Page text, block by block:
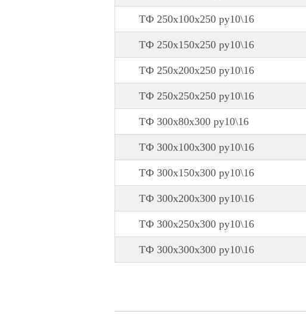
ТФ 250х100х250 ру10\16
ТФ 250х150х250 ру10\16
ТФ 250х200х250 ру10\16
ТФ 250х250х250 ру10\16
ТФ 300х80х300 ру10\16
ТФ 300х100х300 ру10\16
ТФ 300х150х300 ру10\16
ТФ 300х200х300 ру10\16
ТФ 300х250х300 ру10\16
ТФ 300х300х300 ру10\16